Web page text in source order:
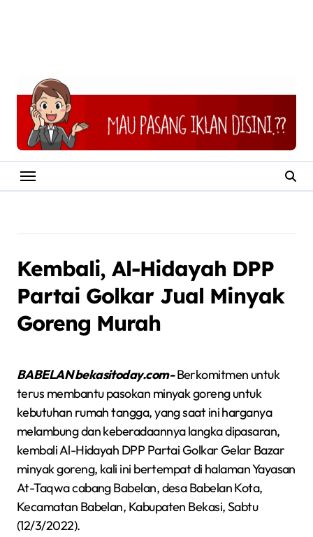
Kembali, Al-Hidayah DPP
Partai Golkar Jual Minyak
Goreng Murah
BABELAN bekasitoday.com-Berkomitmen untuk
terus membantu pasokan minyak goreng untuk
kebutuhan rumah tangga, yang saat ini harganya
melambung dan keberadaannya langka dipasaran,
kembali Al-Hidayah DPP Partai Golkar Gelar Bazar
minyak goreng, kali ini bertempat di halaman Yayasan
At-Taqwa cabang Babelan, desa Babelan Kota,
Kecamatan Babelan, Kabupaten Bekasi, Sabtu
(12/3/2022).